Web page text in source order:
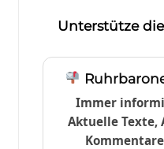
Unterstütze
Immer
Aktuelle Texte,